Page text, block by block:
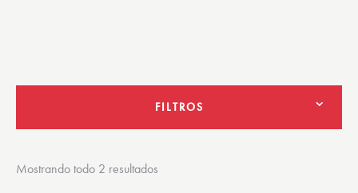
Mostrando todo 2 resultados
FILTROS